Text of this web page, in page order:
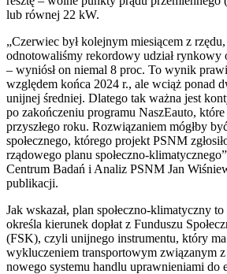
lub równej 22 kW.
„Czerwiec był kolejnym miesiącem z
odnotowaliśmy rekordowy udział
– wyniósł on niemal 8 proc. To wynik
względem końca 2024 r., ale wciąż ponad
unijnej średniej. Dlatego tak ważna jest
po zakończeniu programu NaszEauto,
przyszłego roku. Rozwiązaniem mógłby
społecznego, którego projekt PSNM
rządowego planu społeczno-
Centrum Badań i Analiz PSNM Jan
publikacji.
Jak wskazał, plan społeczno-klimatyczny
określa kierunek dopłat z Funduszu
(FSK), czyli unijnego instrumentu, który ma
wykluczeniem transportowym związanym
nowego systemu handlu uprawnieniami do